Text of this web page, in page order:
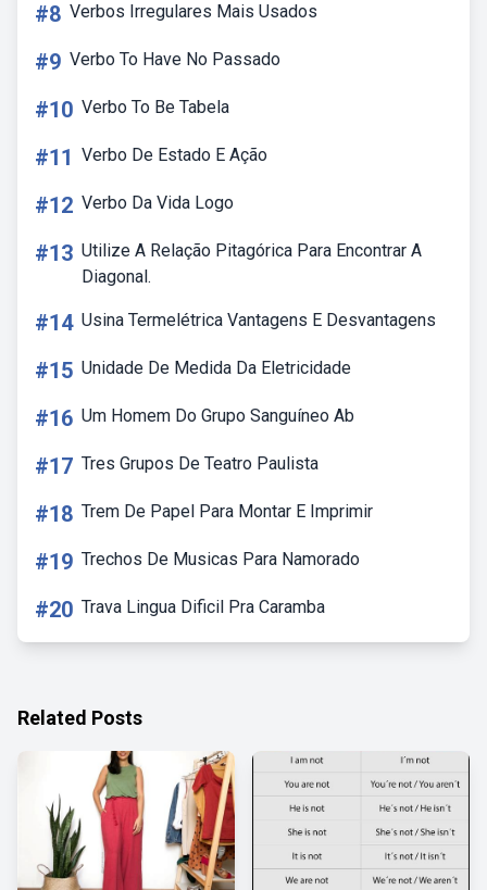
#8 Verbos Irregulares Mais Usados
#9 Verbo To Have No Passado
#10 Verbo To Be Tabela
#11 Verbo De Estado E Ação
#12 Verbo Da Vida Logo
#13 Utilize A Relação Pitagórica Para Encontrar A
Diagonal.
#14 Usina Termelétrica Vantagens E Desvantagens
#15 Unidade De Medida Da Eletricidade
#16 Um Homem Do Grupo Sanguíneo Ab
#17 Tres Grupos De Teatro Paulista
#18 Trem De Papel Para Montar E Imprimir
#19 Trechos De Musicas Para Namorado
#20 Trava Lingua Dificil Pra Caramba
Related Posts